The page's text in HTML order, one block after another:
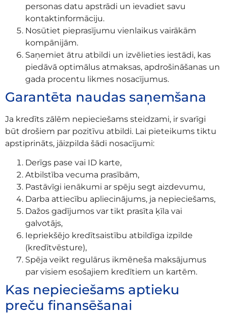
personas datu apstrādi un ievadiet savu
kontaktinformāciju.
Nosūtiet pieprasījumu vienlaikus vairākām
kompānijām.
Saņemiet ātru atbildi un izvēlieties iestādi, kas
piedāvā optimālus atmaksas, apdrošināšanas un
gada procentu likmes nosacījumus.
Garantēta naudas saņemšana
Ja kredīts zālēm nepieciešams steidzami, ir svarīgi
būt drošiem par pozitīvu atbildi. Lai pieteikums tiktu
apstiprināts, jāizpilda šādi nosacījumi:
Derīgs pase vai ID karte,
Atbilstība vecuma prasībām,
Pastāvīgi ienākumi ar spēju segt aizdevumu,
Darba attiecību apliecinājums, ja nepieciešams,
Dažos gadījumos var tikt prasīta ķīla vai
galvotājs,
Iepriekšējo kredītsaistību atbildīga izpilde
(kredītvēsture),
Spēja veikt regulārus ikmēneša maksājumus
par visiem esošajiem kredītiem un kartēm.
Kas nepieciešams aptieku
preču finansēšanai